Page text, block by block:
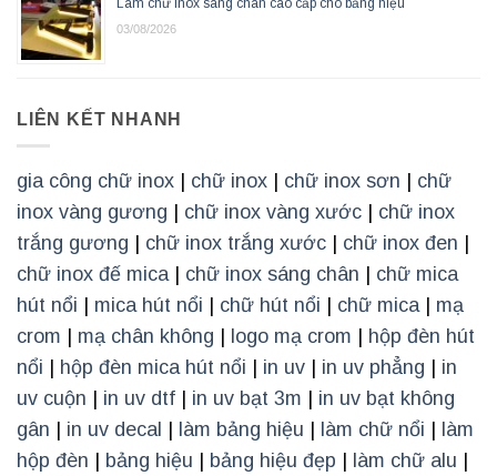
Làm chữ inox sáng chân cao cấp cho bảng hiệu
03/08/2026
LIÊN KẾT NHANH
gia công chữ inox chữ inox chữ inox sơn
chữ
inox vàng gương
chữ inox vàng xước
chữ inox
trắng gương
chữ inox trắng xước chữ inox đen
chữ inox đế mica| chữ inox sáng chân
chữ mica
hút nổi
mica hút nổi chữ hút nổi chữ mica| mạ
crom
mạ chân không logo mạ crom
hộp đèn hút
nổi
hộp đèn mica hút nổi in uv in uv phẳng
in
uv cuộn
in uv dtf in uv bạt 3m
in uv bạt không
gân
in uv decal làm bảng hiệu làm chữ nổi
làm
hộp đèn
bảng hiệu bảng hiệu đẹp làm chữ alu